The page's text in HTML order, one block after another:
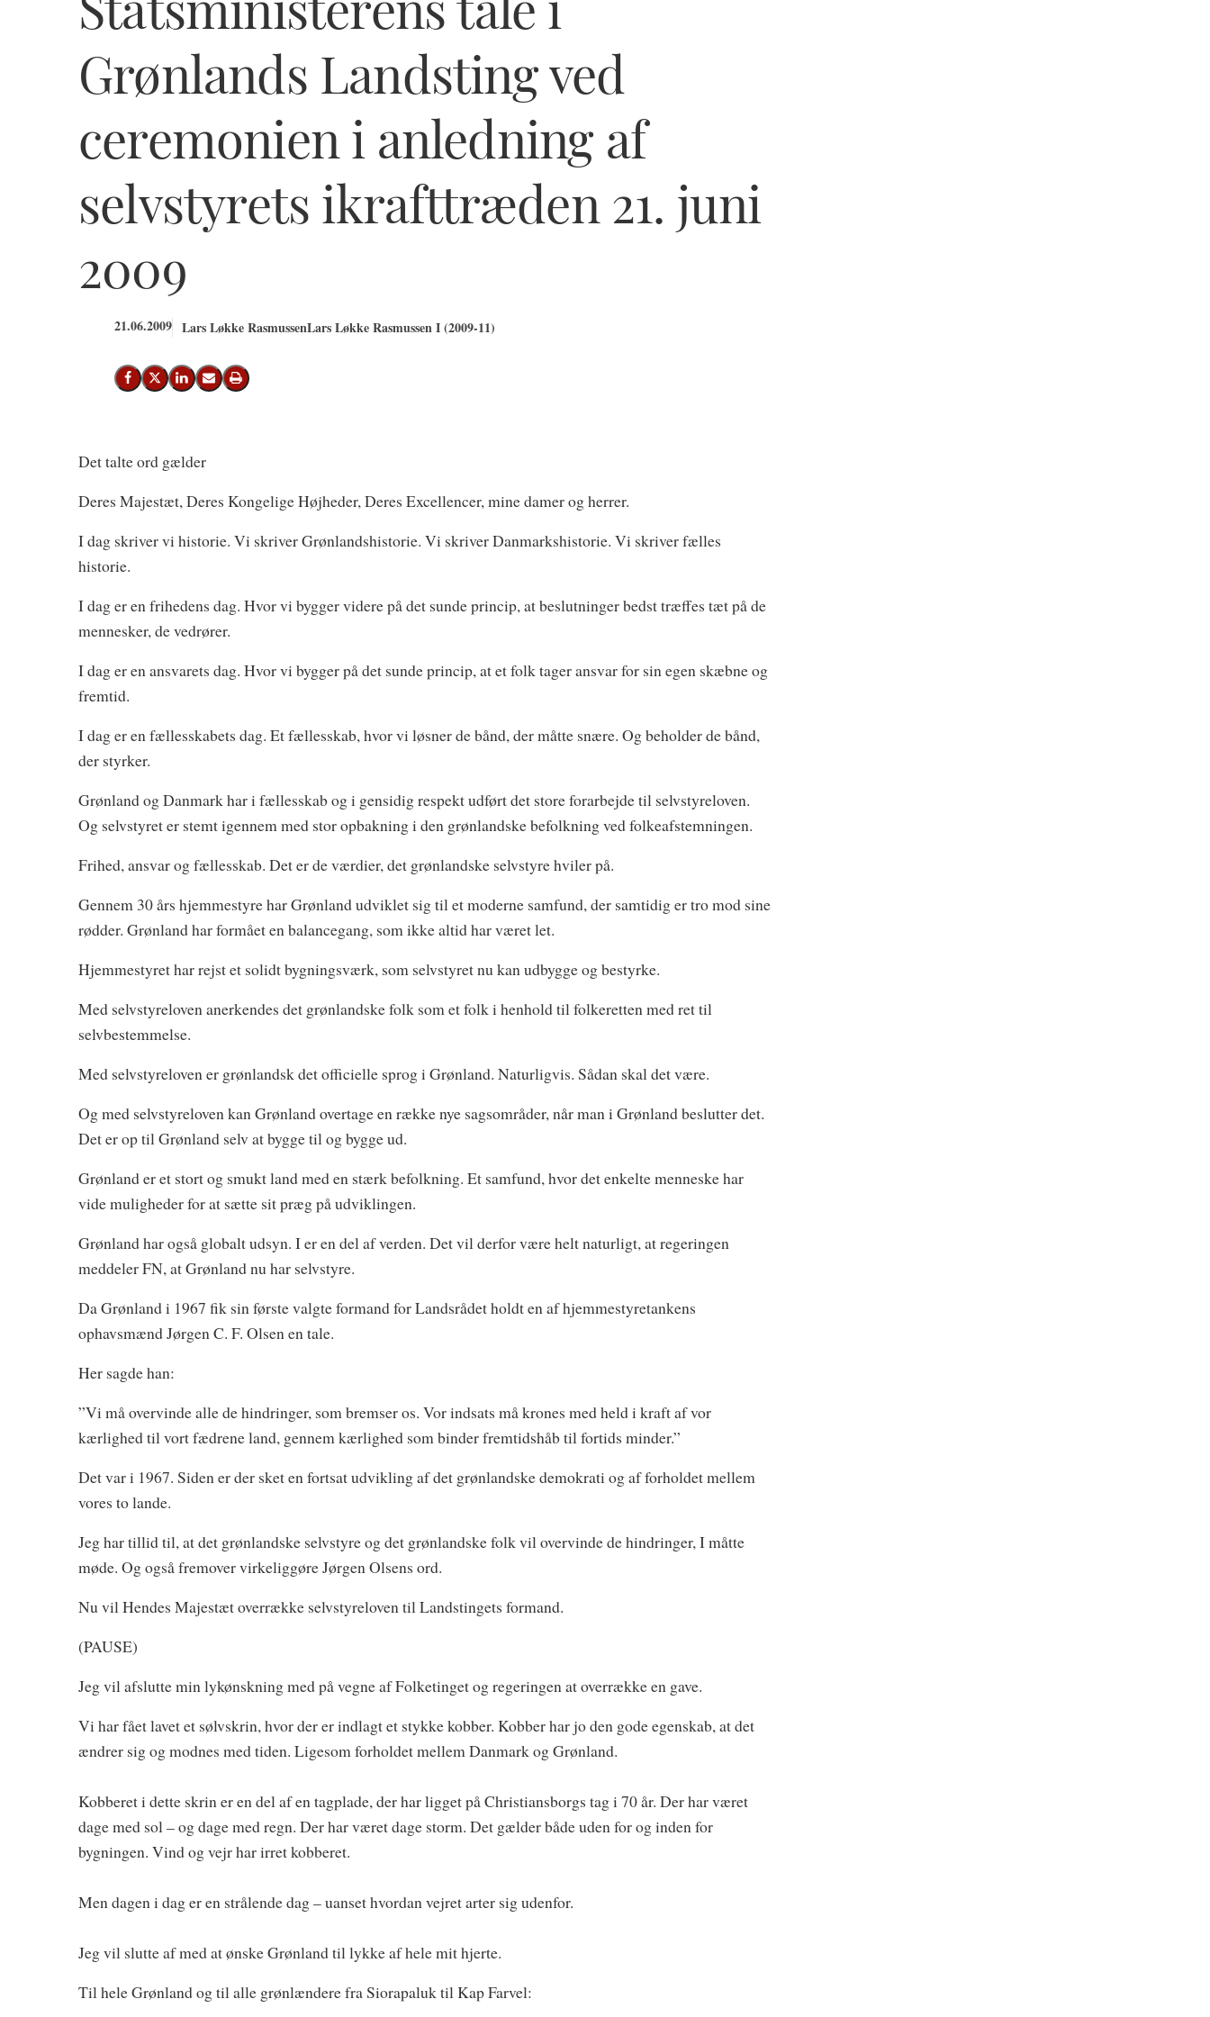
Grønlands Landsting ved
ceremonien i anledning af
selvstyrets ikrafttræden 21. juni
2009
21.06.2009 Lars Løkke RasmussenLars Løkke Rasmussen I (2009-11)
Del på Facebook
Del på X (Twitter)
Del på LinkedIn
Send email
Print
Det talte ord gælder
Deres Majestæt, Deres Kongelige Højheder, Deres Excellencer, mine damer og herrer.
I dag skriver vi historie. Vi skriver Grønlandshistorie. Vi skriver Danmarkshistorie. Vi skriver fælles
historie.
I dag er en frihedens dag. Hvor vi bygger videre på det sunde princip, at beslutninger bedst træffes tæt på de
mennesker, de vedrører.
I dag er en ansvarets dag. Hvor vi bygger på det sunde princip, at et folk tager ansvar for sin egen skæbne og
fremtid.
I dag er en fællesskabets dag. Et fællesskab, hvor vi løsner de bånd, der måtte snære. Og beholder de bånd,
der styrker.
Grønland og Danmark har i fællesskab og i gensidig respekt udført det store forarbejde til selvstyreloven.
Og selvstyret er stemt igennem med stor opbakning i den grønlandske befolkning ved folkeafstemningen.
Frihed, ansvar og fællesskab. Det er de værdier, det grønlandske selvstyre hviler på.
Gennem 30 års hjemmestyre har Grønland udviklet sig til et moderne samfund, der samtidig er tro mod sine
rødder. Grønland har formået en balancegang, som ikke altid har været let.
Hjemmestyret har rejst et solidt bygningsværk, som selvstyret nu kan udbygge og bestyrke.
Med selvstyreloven anerkendes det grønlandske folk som et folk i henhold til folkeretten med ret til
selvbestemmelse.
Med selvstyreloven er grønlandsk det officielle sprog i Grønland. Naturligvis. Sådan skal det være.
Og med selvstyreloven kan Grønland overtage en række nye sagsområder, når man i Grønland beslutter det.
Det er op til Grønland selv at bygge til og bygge ud.
Grønland er et stort og smukt land med en stærk befolkning. Et samfund, hvor det enkelte menneske har
vide muligheder for at sætte sit præg på udviklingen.
Grønland har også globalt udsyn. I er en del af verden. Det vil derfor være helt naturligt, at regeringen
meddeler FN, at Grønland nu har selvstyre.
Da Grønland i 1967 fik sin første valgte formand for Landsrådet holdt en af hjemmestyretankens
ophavsmænd Jørgen C. F. Olsen en tale.
Her sagde han:
”Vi må overvinde alle de hindringer, som bremser os. Vor indsats må krones med held i kraft af vor
kærlighed til vort fædrene land, gennem kærlighed som binder fremtidshåb til fortids minder.”
Det var i 1967. Siden er der sket en fortsat udvikling af det grønlandske demokrati og af forholdet mellem
vores to lande.
Jeg har tillid til, at det grønlandske selvstyre og det grønlandske folk vil overvinde de hindringer, I måtte
møde. Og også fremover virkeliggøre Jørgen Olsens ord.
Nu vil Hendes Majestæt overrække selvstyreloven til Landstingets formand.
(PAUSE)
Jeg vil afslutte min lykønskning med på vegne af Folketinget og regeringen at overrække en gave.
Vi har fået lavet et sølvskrin, hvor der er indlagt et stykke kobber. Kobber har jo den gode egenskab, at det
ændrer sig og modnes med tiden. Ligesom forholdet mellem Danmark og Grønland.
Kobberet i dette skrin er en del af en tagplade, der har ligget på Christiansborgs tag i 70 år. Der har været
dage med sol – og dage med regn. Der har været dage storm. Det gælder både uden for og inden for
bygningen. Vind og vejr har irret kobberet.
Men dagen i dag er en strålende dag – uanset hvordan vejret arter sig udenfor.
Jeg vil slutte af med at ønske Grønland til lykke af hele mit hjerte.
Til hele Grønland og til alle grønlændere fra Siorapaluk til Kap Farvel: